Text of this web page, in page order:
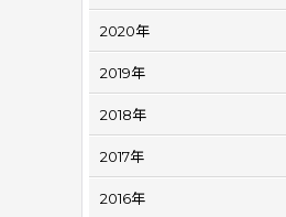
2020年
2019年
2018年
2017年
2016年